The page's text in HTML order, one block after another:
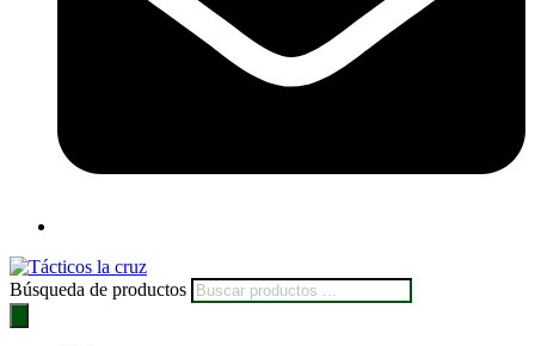
Búsqueda de productos